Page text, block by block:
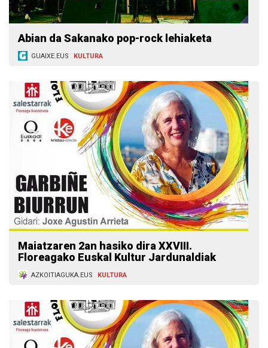
Abian da Sakanako pop-rock lehiaketa
GUAIXE.EUS KULTURA
Maiatzaren 2an hasiko dira XXVIII.
Floreagako Euskal Kultur Jardunaldiak
AZKOITIAGUKA.EUS KULTURA